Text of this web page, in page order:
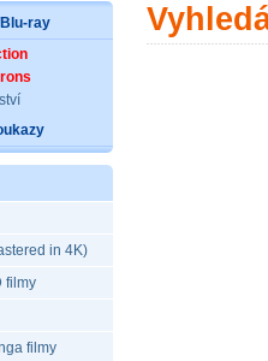
ray
in 4K)
filmy
filmy